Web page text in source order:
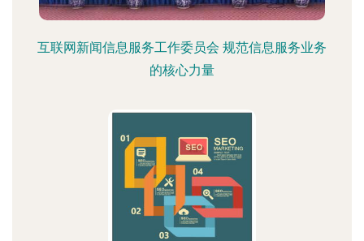
互联网新闻信息服务工作委员会 规范信息服务业务
的核心力量